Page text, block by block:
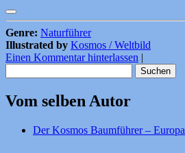
Genre: Naturführer
Illustrated by Kosmos / Weltbild
Einen Kommentar hinterlassen
nach:
Vom selben Autor
Der Kosmos Baumführer – Europa